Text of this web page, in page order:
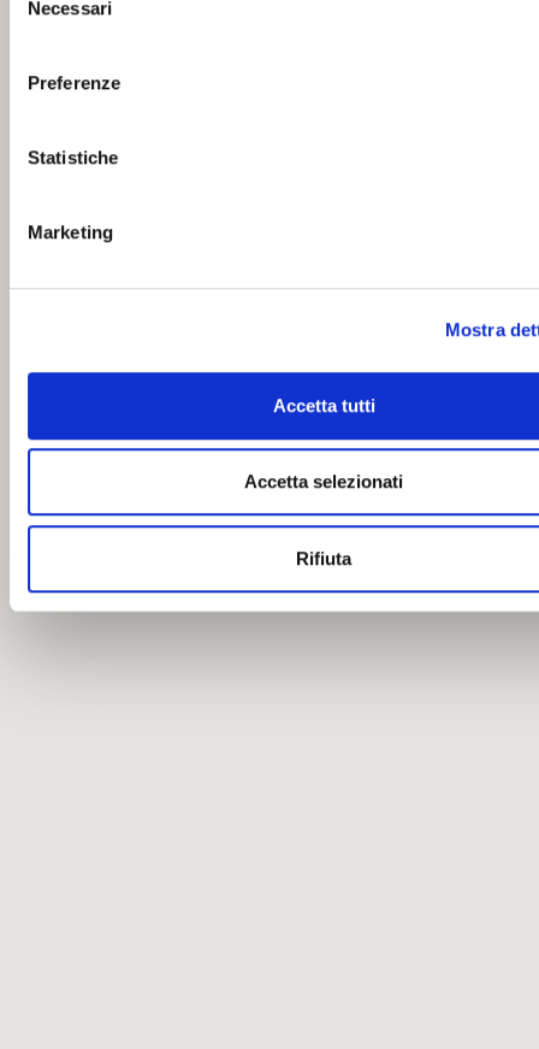
delNecessari
Preferenze
Statistiche
Marketing
Mostra
Accetta tutti
Accetta selezionati
Rifiuta